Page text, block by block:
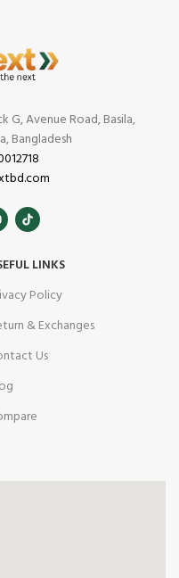
G, Avenue Road, Basila,
Bangladesh
LINKS
Policy
& Exchanges
Us